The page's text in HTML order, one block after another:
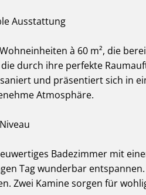
Ausstattung
à 60 m², die
durch ihre perfekte
und präsentiert sich in
Atmosphäre.
Badezimmer mit
Tag wunderbar
Zwei Kamine sorgen für